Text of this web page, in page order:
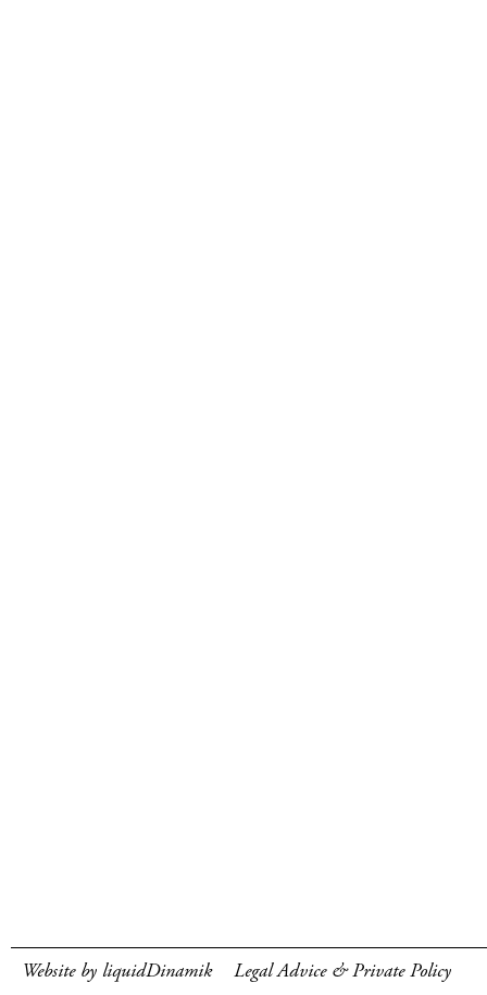
Website by liquidDinamik Legal Advice & Private Policy